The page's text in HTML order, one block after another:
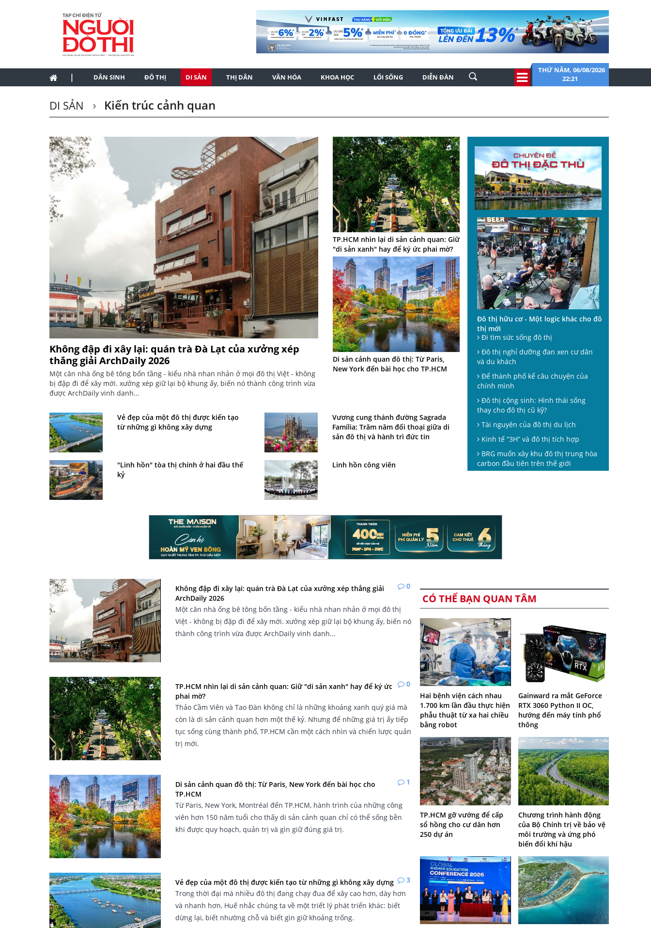
| DÂN SINH ĐÔ THỊ DI SẢN THỊ DÂN VĂN HÓA KHOA HỌC LỐI SỐNG DIỄN ĐÀN
THỨ NĂM, 06/08/2026
22:21
DI SẢN Kiến trúc cảnh quan
Không đập đi xây lại: quán trà Đà Lạt của xưởng xép
thắng giải ArchDaily 2026
Một căn nhà ống bê tông bốn tầng - kiểu nhà nhan nhản ở mọi đô thị Việt - không
bị đập đi để xây mới. xưởng xép giữ lại bộ khung ấy, biến nó thành công trình vừa
được ArchDaily vinh danh...
TP.HCM nhìn lại di sản cảnh quan: Giữ
"di sản xanh" hay để ký ức phai mờ?
Di sản cảnh quan đô thị: Từ Paris,
New York đến bài học cho TP.HCM
Vẻ đẹp của một đô thị được kiến tạo
từ những gì không xây dựng
Vương cung thánh đường Sagrada
Família: Trăm năm đối thoại giữa di
sản đô thị và hành trì đức tin
"Linh hồn" tòa thị chính ở hai đầu thế
kỷ
Linh hồn công viên
Đô thị hữu cơ - Một logic khác cho đô
thị mới
Đi tìm sức sống đô thị
Đô thị nghỉ dưỡng đan xen cư dân
và du khách
Để thành phố kể câu chuyện của
chính mình
Đô thị cộng sinh: Hình thái sống
thay cho đô thị cũ kỹ?
Tài nguyên của đô thị du lịch
Kinh tế “3H” và đô thị tích hợp
BRG muốn xây khu đô thị trung hòa
carbon đầu tiên trên thế giới
0
Không đập đi xây lại: quán trà Đà Lạt của xưởng xép thắng giải
ArchDaily 2026
Một căn nhà ống bê tông bốn tầng - kiểu nhà nhan nhản ở mọi đô thị
Việt - không bị đập đi để xây mới. xưởng xép giữ lại bộ khung ấy, biến nó
thành công trình vừa được ArchDaily vinh danh...
0
TP.HCM nhìn lại di sản cảnh quan: Giữ "di sản xanh" hay để ký ức
phai mờ?
Thảo Cầm Viên và Tao Đàn không chỉ là những khoảng xanh quý giá mà
còn là di sản cảnh quan hơn một thế kỷ. Nhưng để những giá trị ấy tiếp
tục sống cùng thành phố, TP.HCM cần một cách nhìn và chiến lược quản
trị mới.
1
Di sản cảnh quan đô thị: Từ Paris, New York đến bài học cho
TP.HCM
Từ Paris, New York, Montréal đến TP.HCM, hành trình của những công
viên hơn 150 năm tuổi cho thấy di sản cảnh quan chỉ có thể sống bền
khi được quy hoạch, quản trị và gìn giữ đúng giá trị.
3
Vẻ đẹp của một đô thị được kiến tạo từ những gì không xây dựng
Trong thời đại mà nhiều đô thị đang chạy đua để xây cao hơn, dày hơn
và nhanh hơn, Huế nhắc chúng ta về một triết lý phát triển khác: biết
dừng lại, biết nhường chỗ và biết gìn giữ khoảng trống.
CÓ THỂ BẠN QUAN TÂM
Hai bệnh viện cách nhau
1.700 km lần đầu thực hiện
phẫu thuật từ xa hai chiều
bằng robot
Gainward ra mắt GeForce
RTX 3060 Python II OC,
hướng đến máy tính phổ
thông
TP.HCM gỡ vướng để cấp
sổ hồng cho cư dân hơn
250 dự án
Chương trình hành động
của Bộ Chính trị về bảo vệ
môi trường và ứng phó
biến đổi khí hậu